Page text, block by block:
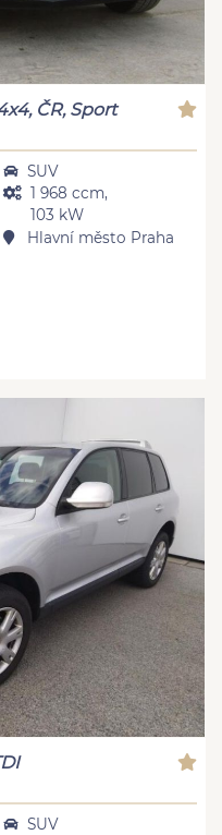
ČR, Sport
SUV
1 968 ccm,
103 kW
Hlavní město Praha
SUV